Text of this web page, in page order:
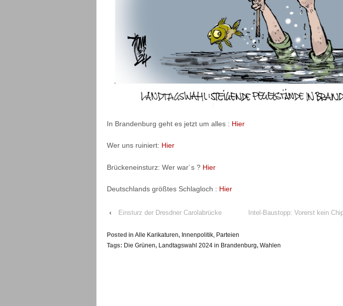
In Brandenburg geht es jetzt um alles : Hier
Wer uns ruiniert: Hier
Brückeneinsturz: Wer war´s ? Hier
Deutschlands größtes Schlagloch : Hier
‹ Einsturz der Dresdner Carolabrücke Intel-Baustopp: Vorerst kein
Posted in Alle Karikaturen, Innenpolitik, Parteien
Tags: Die Grünen, Landtagswahl 2024 in Brandenburg, Wahlen